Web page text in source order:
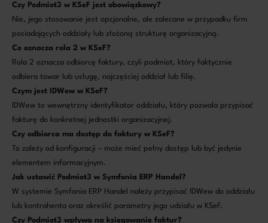
Czy Podmiot3 w KSeF jest obowiązkowy?
Nie, jego stosowanie jest opcjonalne, ale zalecane w przypadku firm
posiadających oddziały lub złożoną strukturę organizacyjną.
Co oznacza rola 2 w KSeF?
Rola 2 oznacza odbiorcę faktury, czyli podmiot, który faktycznie
odbiera towar lub usługę, najczęściej oddział lub filię.
Czym jest IDWew w KSeF?
IDWew to wewnętrzny identyfikator oddziału, który pozwala przypisać
fakturę do konkretnej jednostki organizacyjnej.
Czy odbiorca ma dostęp do faktury w KSeF?
To zależy od konfiguracji – może mieć pełny dostęp lub być jedynie
elementem informacyjnym.
Jak ustawić Podmiot3 w Symfonia ERP Handel?
W systemie Symfonia ERP Handel należy przypisać IDWew do oddziału
lub kontrahenta oraz określić parametry jego udziału w KSeF.
Czy Podmiot3 wpływa na księgowanie faktur?